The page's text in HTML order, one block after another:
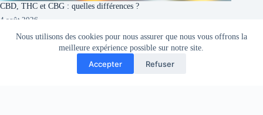
Nous utilisons des cookies pour nous assurer que nous vous offrons la
meilleure expérience possible sur notre site.
Accepter Refuser
CBD, THC et CBG : quelles différences ?
4 août 2026